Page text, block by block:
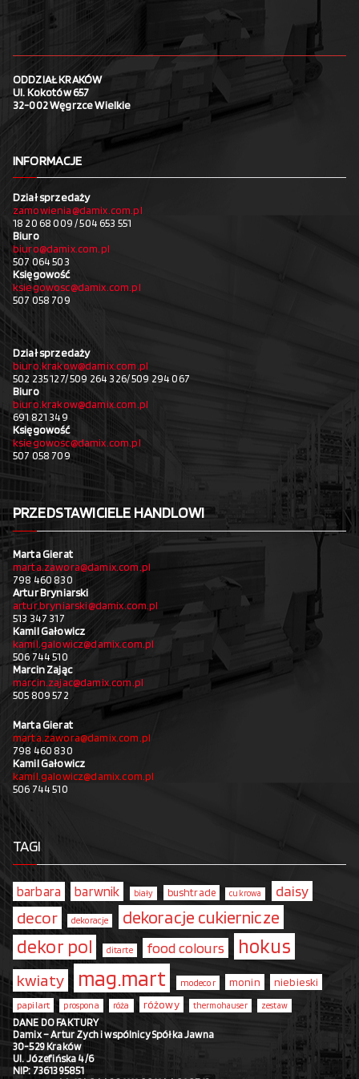
ODDZIAŁ KRAKÓW
Ul. Kokotów 657
32-002 Węgrzce Wielkie
INFORMACJE
Dział sprzedaży
zamowienia@damix.com.pl
18 20 68 009 / 504 653 551
Biuro
biuro@damix.com.pl
507 064 503
Księgowość
ksiegowosc@damix.com.pl
507 058 709
Dział sprzedaży
biuro.krakow@damix.com.pl
502 235 127/ 509 264 326/ 509 294 067
Biuro
biuro.krakow@damix.com.pl
691 821 349
Księgowość
ksiegowosc@damix.com.pl
507 058 709
PRZEDSTAWICIELE HANDLOWI
Marta Gierat
marta.zawora@damix.com.pl
798 460 830
Artur Bryniarski
artur.bryniarski@damix.com.pl
513 347 317
Kamil Gałowicz
kamil.galowicz@damix.com.pl
506 744 510
Marcin Zając
marcin.zajac@damix.com.pl
505 809 572
Marta Gierat
marta.zawora@damix.com.pl
798 460 830
Kamil Gałowicz
kamil.galowicz@damix.com.pl
506 744 510
TAGI
barbara barwnik biały bushtrade cukrowa daisy
decor dekoracje dekoracje cukiernicze
dekor pol ditarte food colours hokus
kwiaty mag.mart modecor monin niebieski
papilart prospona róża różowy thermohauser zestaw
DANE DO FAKTURY
Damix – Artur Zych i wspólnicy Spółka Jawna
30-529 Kraków
Ul. Józefińska 4/6
NIP: 7361395851